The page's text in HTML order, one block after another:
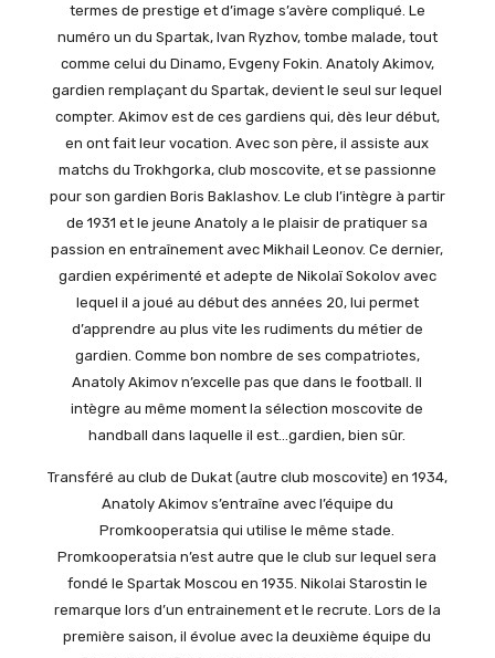
termes de prestige et d’image s’avère compliqué. Le
numéro un du Spartak, Ivan Ryzhov, tombe malade, tout
comme celui du Dinamo, Evgeny Fokin. Anatoly Akimov,
gardien remplaçant du Spartak, devient le seul sur lequel
compter. Akimov est de ces gardiens qui, dès leur début,
en ont fait leur vocation. Avec son père, il assiste aux
matchs du Trokhgorka, club moscovite, et se passionne
pour son gardien Boris Baklashov. Le club l’intègre à partir
de 1931 et le jeune Anatoly a le plaisir de pratiquer sa
passion en entraînement avec Mikhail Leonov. Ce dernier,
gardien expérimenté et adepte de Nikolaï Sokolov avec
lequel il a joué au début des années 20, lui permet
d’apprendre au plus vite les rudiments du métier de
gardien. Comme bon nombre de ses compatriotes,
Anatoly Akimov n’excelle pas que dans le football. Il
intègre au même moment la sélection moscovite de
handball dans laquelle il est…gardien, bien sûr.
Transféré au club de Dukat (autre club moscovite) en 1934,
Anatoly Akimov s’entraîne avec l’équipe du
Promkooperatsia qui utilise le même stade.
Promkooperatsia n’est autre que le club sur lequel sera
fondé le Spartak Moscou en 1935. Nikolai Starostin le
remarque lors d’un entrainement et le recrute. Lors de la
première saison, il évolue avec la deuxième équipe du